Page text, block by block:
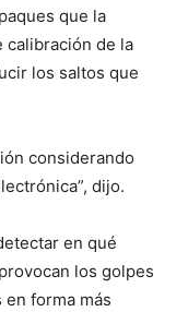
que la
calibración de la
los saltos que
considerando
dijo.
en qué
los golpes
forma más